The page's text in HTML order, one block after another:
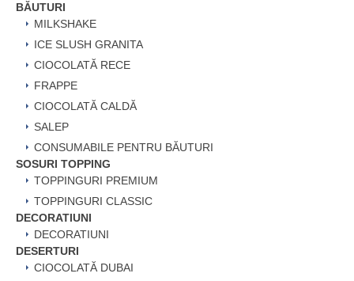
BĂUTURI
MILKSHAKE
ICE SLUSH GRANITA
CIOCOLATĂ RECE
FRAPPE
CIOCOLATĂ CALDĂ
SALEP
CONSUMABILE PENTRU BĂUTURI
SOSURI TOPPING
TOPPINGURI PREMIUM
TOPPINGURI CLASSIC
DECORATIUNI
DECORATIUNI
DESERTURI
CIOCOLATĂ DUBAI